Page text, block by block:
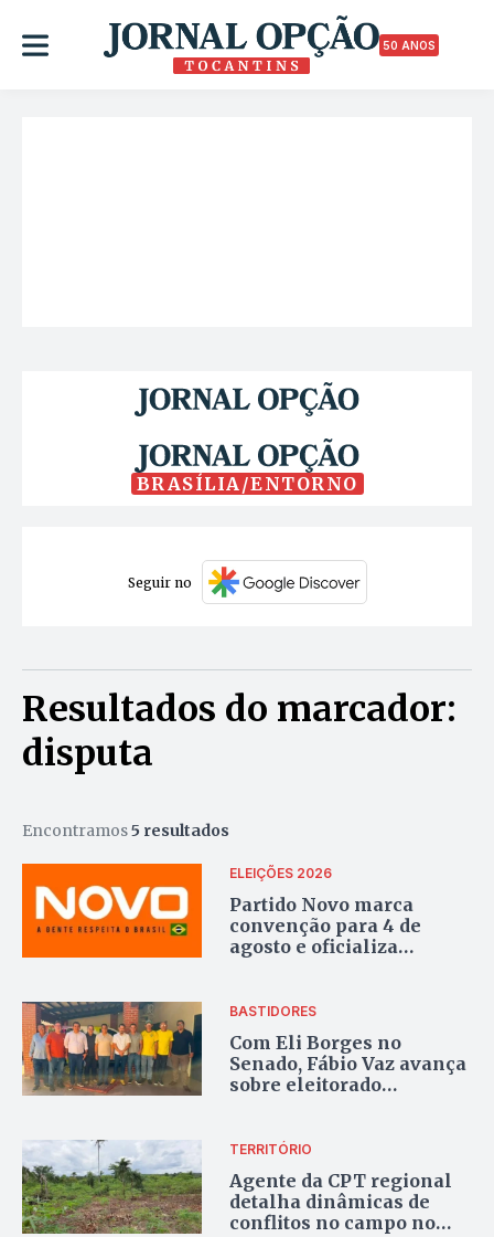
50 ANOS
BRASÍLIA/ENTORNO
Seguir no
Resultados do marcador:
disputa
Encontramos5 resultados
ELEIÇÕES 2026
Partido Novo marca
convenção para 4 de
agosto e oficializa
BASTIDORES
Com Eli Borges no
Senado, Fábio Vaz avança
sobre eleitorado
TERRITÓRIO
Agente da CPT regional
detalha dinâmicas de
conflitos no campo no